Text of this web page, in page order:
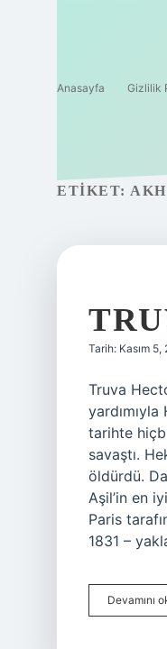
Anasayfa Gizlilik
ETIKET:
Tarih: Kasım 5,
Truva
tarihte
savaştı.
öldürdü.
Aşil’in en
Paris
1831 –
Devamını